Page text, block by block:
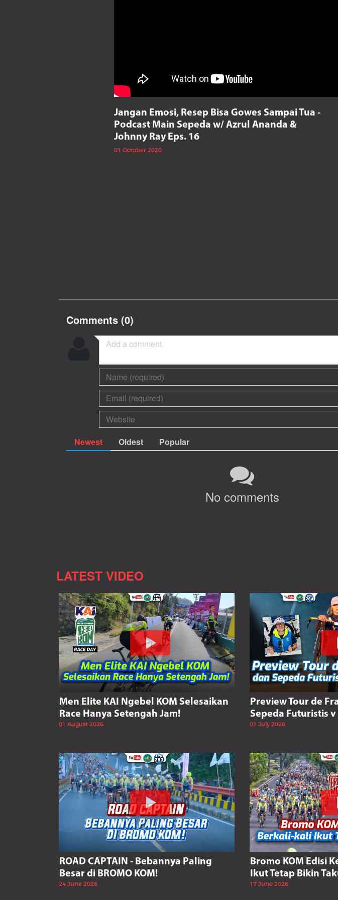
Jangan Emosi, Resep Bisa Gowes Sampai Tua -
Podcast Main Sepeda w/ Azrul Ananda &
Johnny Ray Eps. 16
01 October 2020
Comments (0)
Newest Oldest Popular
No comments
LATEST VIDEO
Men Elite KAI Ngebel KOM Selesaikan
Race Hanya Setengah Jam!
01 August 2026
Preview Tour de
Sepeda Futuristis
01 July 2026
ROAD CAPTAIN - Bebannya Paling
Besar di BROMO KOM!
24 June 2026
Bromo KOM Edisi
Ikut Tetap Bikin
17 June 2026